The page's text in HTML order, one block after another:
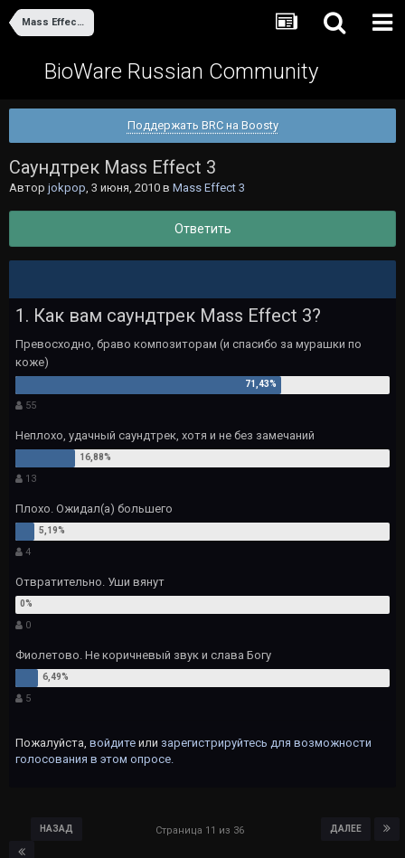
Mass Effect 3
BioWare Russian Community
Поддержать BRC на Boosty
Саундтрек Mass Effect 3
Автор jokpop, 3 июня, 2010 в Mass Effect 3
Ответить
1. Как вам саундтрек Mass Effect 3?
Превосходно, браво композиторам (и спасибо за мурашки по
коже)
55
Неплохо, удачный саундтрек, хотя и не без замечаний
13
Плохо. Ожидал(а) большего
4
Отвратительно. Уши вянут
0
Фиолетово. Не коричневый звук и слава Богу
5
Пожалуйста, войдите или зарегистрируйтесь для возможности
голосования в этом опросе.
НАЗАД ДАЛЕЕ
Страница 11 из 36